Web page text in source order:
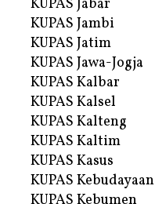
KUPAS Jabar
KUPAS Jambi
KUPAS Jatim
KUPAS Jawa-Jogja
KUPAS Kalbar
KUPAS Kalsel
KUPAS Kalteng
KUPAS Kaltim
KUPAS Kasus
KUPAS Kebudayaan